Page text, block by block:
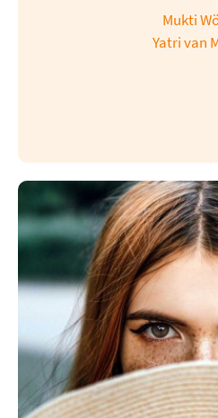
Mukti
Yatri van